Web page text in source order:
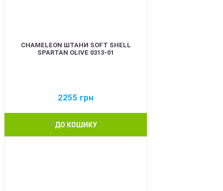
CHAMELEON ШТАНИ SOFT SHELL
SPARTAN OLIVE 0313-01
2255 грн
ДО КОШИКУ